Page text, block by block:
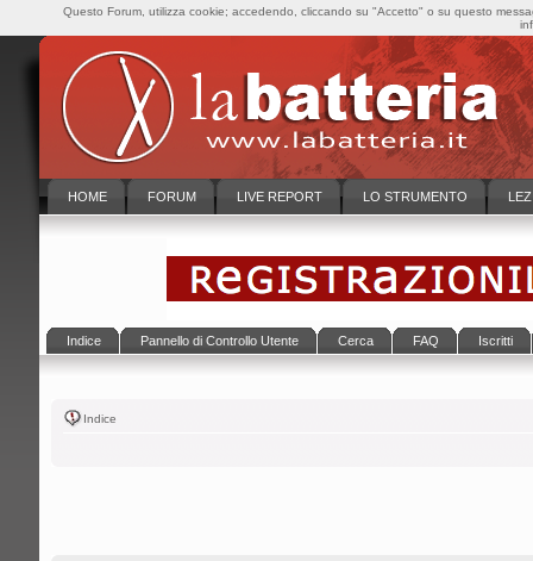
HOME FORUM LIVE REPORT LO STRUMENTO
Indice Pannello di Controllo Utente Cerca FAQ Iscritti
Indice
Questo Forum, utilizza cookie; accedendo, cliccando su "Accetto" o su questo